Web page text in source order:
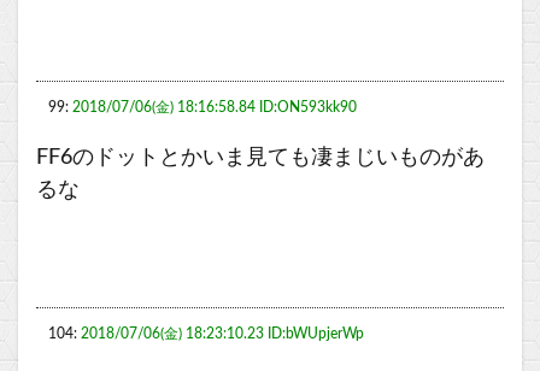
99: 2018/07/06(金) 18:16:58.84 ID:ON593kk90
FF6のドットとかいま見ても凄まじいものがあ
るな
104: 2018/07/06(金) 18:23:10.23 ID:bWUpjerWp